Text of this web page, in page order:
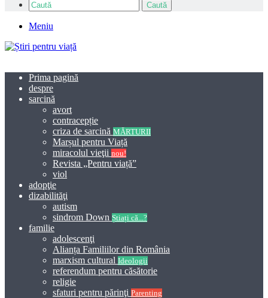
Caută
Meniu
Prima pagină
despre
sarcină
avort
contracepție
criza de sarcină MĂRTURII
Marșul pentru Viață
miracolul vieţii nou!
Revista „Pentru viață”
viol
adopţie
dizabilităţi
autism
sindrom Down Știați că...?
familie
adolescenţi
Alianța Familiilor din România
marxism cultural Ideologii
referendum pentru căsătorie
religie
sfaturi pentru părinţi Parenting